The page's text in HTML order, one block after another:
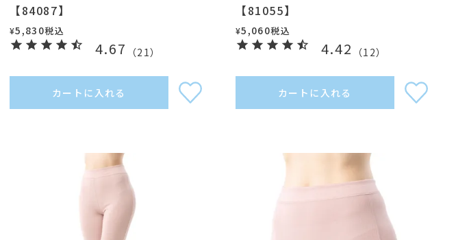
【84087】
¥5,830税込
4.67 （21）
カートに入れる
【81055】
¥5,060税込
4.42 （12）
カートに入れる